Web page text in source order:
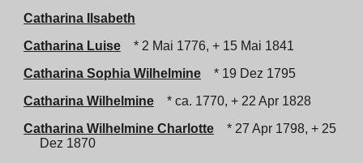
Catharina Ilsabeth
Catharina Luise
* 2 Mai 1776, + 15 Mai 1841
Catharina Sophia Wilhelmine
* 19 Dez 1795
Catharina Wilhelmine
* ca. 1770, + 22 Apr 1828
Catharina Wilhelmine Charlotte
* 27 Apr 1798, + 25
Dez 1870